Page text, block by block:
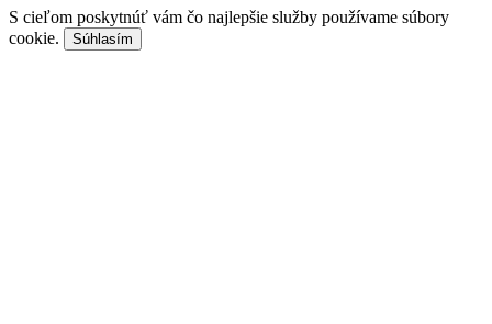
S cieľom poskytnúť vám čo najlepšie služby používame súbory
cookie.
Súhlasím